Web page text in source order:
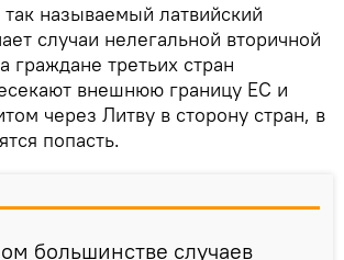
называемый латвийский
случаи нелегальной вторичной
граждане третьих стран
внешнюю границу ЕС и
через Литву в сторону стран, в
попасть.
большинстве случаев